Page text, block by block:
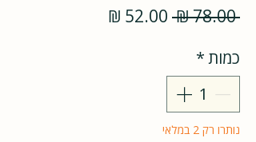
‏78.00 ‏₪
מחיר
כמות*
נותרו רק 2 במלאי